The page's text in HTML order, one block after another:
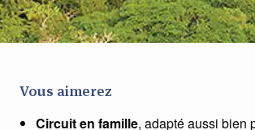
Vous aimerez
Circuit en famille, adapté aussi bien